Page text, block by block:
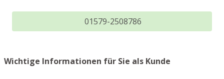
01579-2508786
Wichtige Informationen für Sie als Kunde